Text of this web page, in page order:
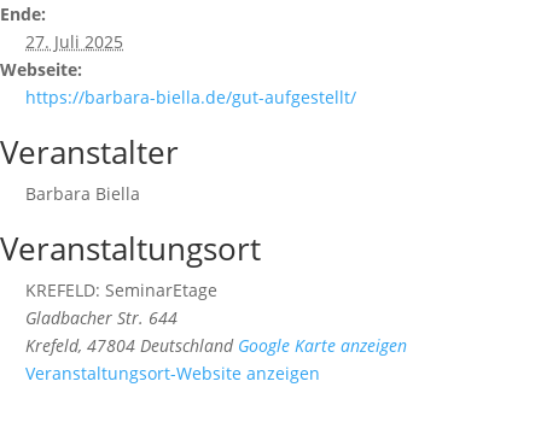
Ende:
27. Juli 2025
Webseite:
https://barbara-biella.de/gut-aufgestellt/
Veranstalter
Barbara Biella
Veranstaltungsort
KREFELD: SeminarEtage
Gladbacher Str. 644
Krefeld, 47804 Deutschland Google Karte anzeigen
Veranstaltungsort-Website anzeigen